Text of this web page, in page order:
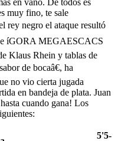
muy fino, te sale
rey negro el ataque resultó
íGORA MEGAESCACS
Klaus Rhein y tablas de
de bocaâ€, ha
no vio cierta jugada
en bandeja de plata. Juan
cuando gana! Los
5'5-